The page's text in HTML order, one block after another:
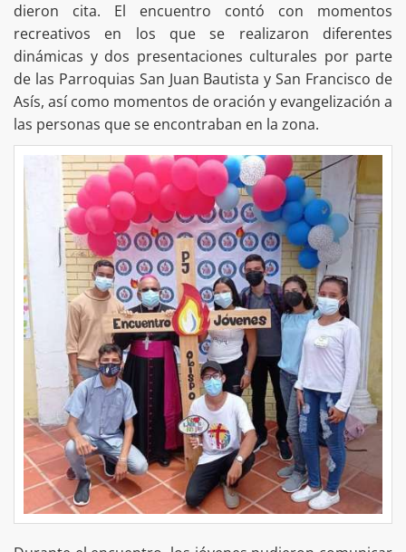
dieron cita. El encuentro contó con momentos
recreativos en los que se realizaron diferentes
dinámicas y dos presentaciones culturales por parte
de las Parroquias San Juan Bautista y San Francisco de
Asís, así como momentos de oración y evangelización a
las personas que se encontraban en la zona.